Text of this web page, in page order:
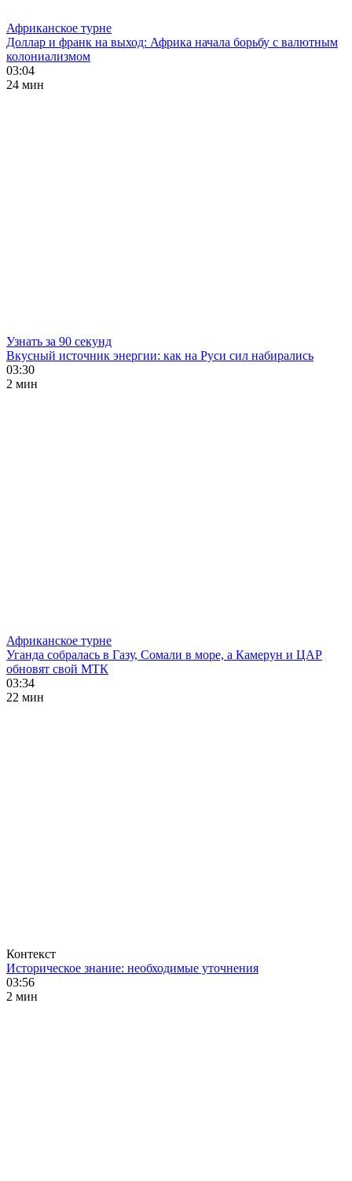
Африканское турне
Доллар и франк на выход: Африка начала борьбу с валютным
колониализмом
03:04
24 мин
Узнать за 90 секунд
Вкусный источник энергии: как на Руси сил набирались
03:30
2 мин
Африканское турне
Уганда собралась в Газу, Сомали в море, а Камерун и ЦАР
обновят свой МТК
03:34
22 мин
Контекст
Историческое знание: необходимые уточнения
03:56
2 мин